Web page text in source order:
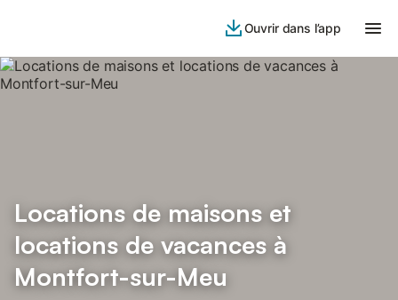
Ouvrir dans l’app
Locations de maisons et
locations de vacances à
Montfort-sur-Meu